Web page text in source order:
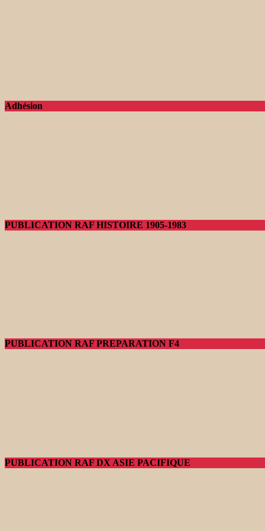
Adhésion
PUBLICATION RAF HISTOIRE 1905-1983
PUBLICATION RAF PREPARATION F4
PUBLICATION RAF DX ASIE PACIFIQUE